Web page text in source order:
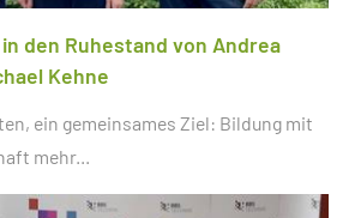
den Ruhestand von Andrea
Kehne
ein gemeinsames Ziel: Bildung mit
mehr...